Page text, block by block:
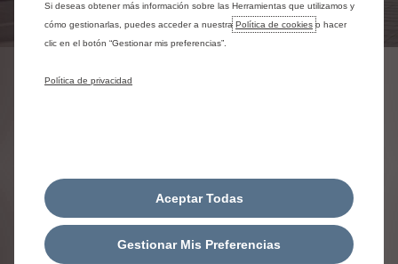
AUTONOMÍA DEL
Hasta 275 km en un ciclo
homologado wltp
Con una autonomía de hasta 275 km*, el Citroën ë-
Si deseas obtener más información sobre las Herramientas que utilizamos y
cómo gestionarlas, puedes acceder a nuestra Política de cookies o hacer
clic en el botón “Gestionar mis preferencias”.
Política de privacidad
Gestionar Mis Preferencias
Aceptar Todas